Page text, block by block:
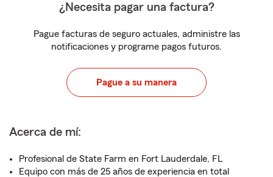
¿Necesita pagar una factura?
Pague facturas de seguro actuales, administre las
notificaciones y programe pagos futuros.
Pague a su manera
Acerca de mí:
Profesional de State Farm en Fort Lauderdale, FL
Equipo con más de 25 años de experiencia en total